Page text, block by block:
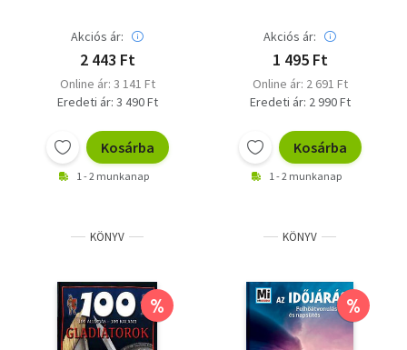
Akciós ár:
2 443 Ft
Online ár: 3 141 Ft
Eredeti ár: 3 490 Ft
Kosárba
1 - 2 munkanap
Akciós ár:
1 495 Ft
Online ár: 2 691 Ft
Eredeti ár: 2 990 Ft
Kosárba
1 - 2 munkanap
KÖNYV
%
KÖNYV
%